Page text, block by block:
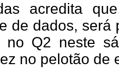
acredita
de dados, será
no Q2 neste
no pelotão de